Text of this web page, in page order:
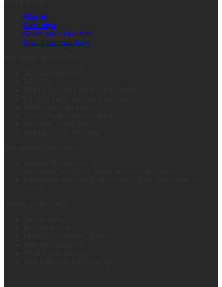
Liên hệ
Giới thiệu
Chính sách bảo mật
Điều khoản sử dụng